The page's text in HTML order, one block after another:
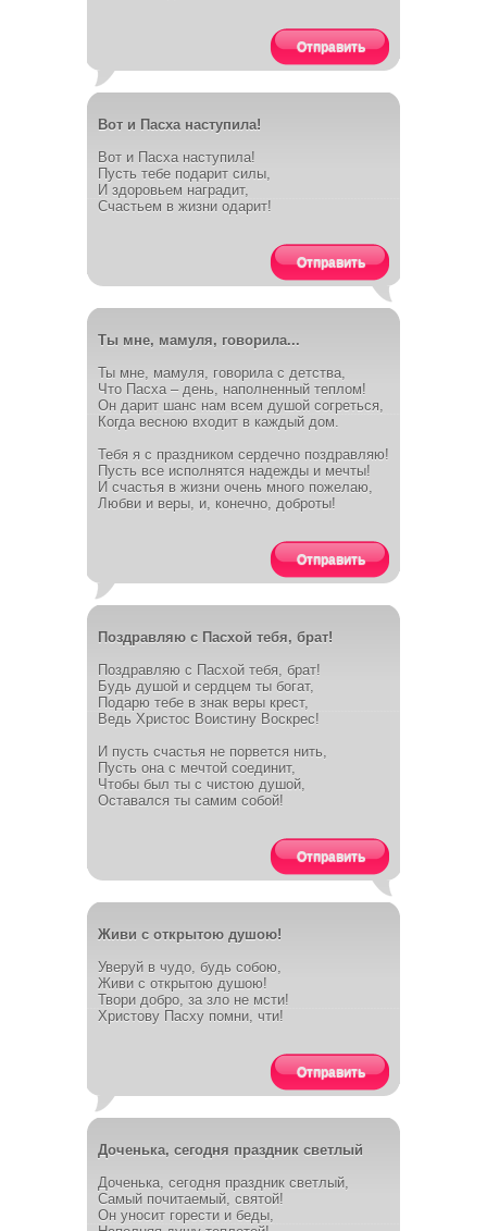
Отправить
Вот и Пасха наступила!
Вот и Пасха наступила!
Пусть тебе подарит силы,
И здоровьем наградит,
Счастьем в жизни одарит!
Отправить
Ты мне, мамуля, говорила...
Ты мне, мамуля, говорила с детства,
Что Пасха – день, наполненный теплом!
Он дарит шанс нам всем душой согреться,
Когда весною входит в каждый дом.
Тебя я с праздником сердечно поздравляю!
Пусть все исполнятся надежды и мечты!
И счастья в жизни очень много пожелаю,
Любви и веры, и, конечно, доброты!
Отправить
Поздравляю с Пасхой тебя, брат!
Поздравляю с Пасхой тебя, брат!
Будь душой и сердцем ты богат,
Подарю тебе в знак веры крест,
Ведь Христос Воистину Воскрес!
И пусть счастья не порвется нить,
Пусть она с мечтой соединит,
Чтобы был ты с чистою душой,
Оставался ты самим собой!
Отправить
Живи с открытою душою!
Уверуй в чудо, будь собою,
Живи с открытою душою!
Твори добро, за зло не мсти!
Христову Пасху помни, чти!
Отправить
Доченька, сегодня праздник светлый
Доченька, сегодня праздник светлый,
Самый почитаемый, святой!
Он уносит горести и беды,